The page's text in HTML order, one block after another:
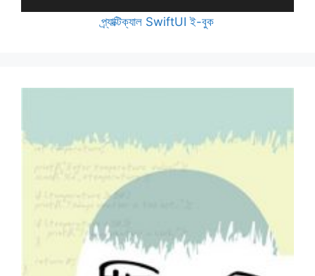
প্র্যাক্টিক্যাল SwiftUI ই-বুক